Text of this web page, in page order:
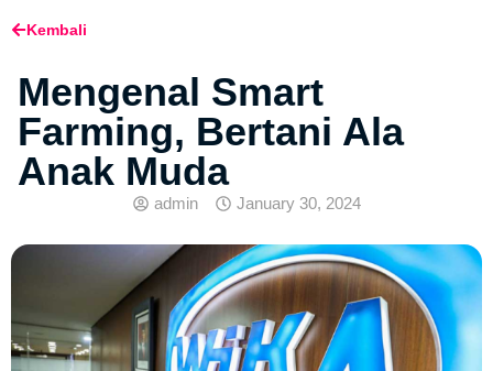
Kembali
Mengenal Smart
Farming, Bertani Ala
Anak Muda
admin January 30, 2024